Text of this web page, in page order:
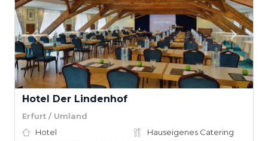
Hotel Der Lindenhof
Erfurt / Umland
Hotel
Hauseigenes Catering